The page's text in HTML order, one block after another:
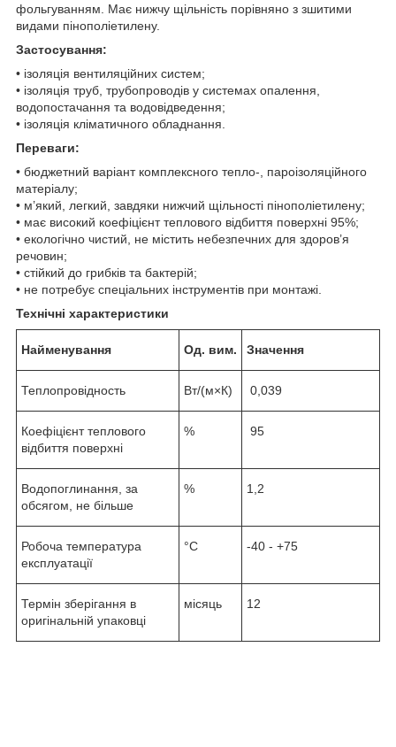
фольгуванням. Має нижчу щільність порівняно з зшитими
видами пінополіетилену.
Застосування:
• ізоляція вентиляційних систем;
• ізоляція труб, трубопроводів у системах опалення,
водопостачання та водовідведення;
• ізоляція кліматичного обладнання.
Переваги:
• бюджетний варіант комплексного тепло-, пароізоляційного
матеріалу;
• м’який, легкий, завдяки нижчий щільності пінополіетилену;
• має високий коефіцієнт теплового відбиття поверхні 95%;
• екологічно чистий, не містить небезпечних для здоров’я
речовин;
• стійкий до грибків та бактерій;
• не потребує спеціальних інструментів при монтажі.
Технічні характеристики
Найменування Од. вим. Значення
Теплопровідность Вт/(м×К) 0,039
Коефіцієнт теплового
відбиття поверхні
% 95
Водопоглинання, за
обсягом, не більше
% 1,2
Робоча температура
експлуатації
°С -40 - +75
Термін зберігання в
оригінальній упаковці
місяць 12